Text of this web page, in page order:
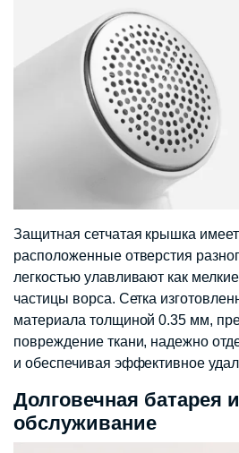
Защитная сетчатая крышка
расположенные отверстия
легкостью улавливают как
частицы ворса. Сетка
материала толщиной 0.35 мм,
повреждение ткани, надежно
и обеспечивая эффективное
Долговечная батарея
обслуживание